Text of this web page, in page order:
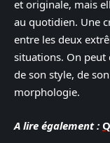
et originale, mais
au quotidien. Une
entre les deux
situations. On
de son style, de
morphologie.
A lire également :